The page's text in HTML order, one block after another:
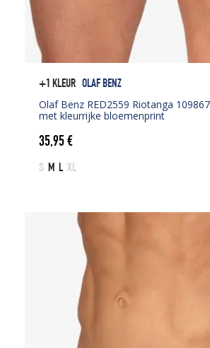
+1 KLEUR OLAF BENZ
Olaf Benz RED2559 Riotanga
met kleurrijke bloemenprint
35,95€
S M L XL